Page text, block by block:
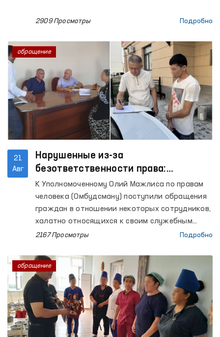
2909 Просмотры Подробно
21
Авг
Нарушенные из-за
безответственности права:
восстановлены при содействии
Омбудсмана
К Уполномоченному Олий Мажлиса по правам
человека (Омбудсману) поступили обращения
граждан в отношении некоторых сотрудников,
халатно относящихся к своим служебным
обязанностям.
2167 Просмотры Подробно
обращение
обращение